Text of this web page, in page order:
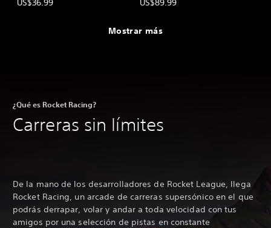
US$36.99 US$89.99
Mostrar más
¿Qué es Rocket Racing?
Carreras sin límites
De la mano de los desarrolladores de Rocket League, llega
Rocket Racing, un arcade de carreras supersónico en el que
podrás derrapar, volar y andar a toda velocidad con tus
amigos por una selección de pistas en constante